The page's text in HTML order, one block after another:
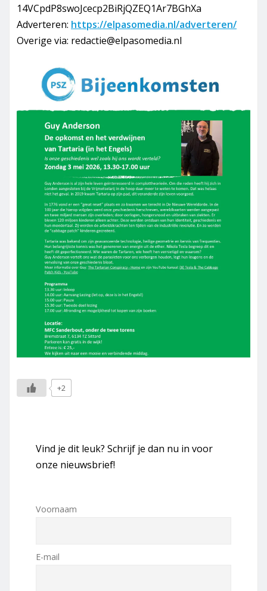
14VCpdP8swoJcecp2BiRjQZEQ1Ar7BGhXa
Adverteren: https://elpasomedia.nl/adverteren/
Overige via: redactie@elpasomedia.nl
+2
Vind je dit leuk? Schrijf je dan nu in voor
onze nieuwsbrief!
Voornaam
E-mail